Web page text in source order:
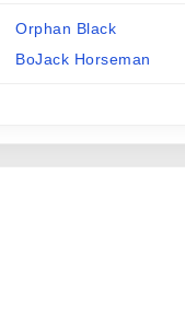
Orphan Black
BoJack Horseman